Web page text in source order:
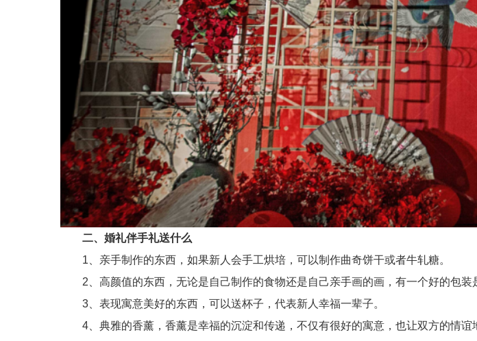
二、婚礼伴手礼送什么
1、亲手制作的东西，如果新人会手工烘培，可以制作曲奇饼干或者牛轧糖。
2、高颜值的东西，无论是自己制作的食物还是自己亲手画的画，有一个好的包装
3、表现寓意美好的东西，可以送杯子，代表新人幸福一辈子。
4、典雅的香薰，香薰是幸福的沉淀和传递，不仅有很好的寓意，也让双方的情谊